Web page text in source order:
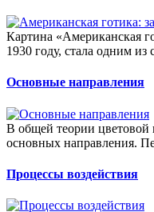
Картина «Американская
1930 году, стала одним
Основные направления
В общей теории
основных направления.
Процессы воздействия